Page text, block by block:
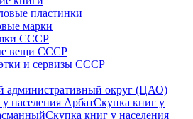
пластинки
марки
СССР
вещи СССР
и сервизы СССР
административный округ (ЦАО)
населения АрбатСкупка книг у
Скупка книг у населения